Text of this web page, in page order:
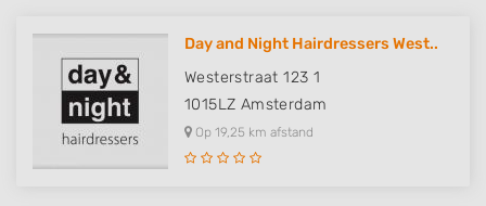
Day and Night Hairdressers West..
Westerstraat 123 1
1015LZ Amsterdam
Op 19,25 km afstand